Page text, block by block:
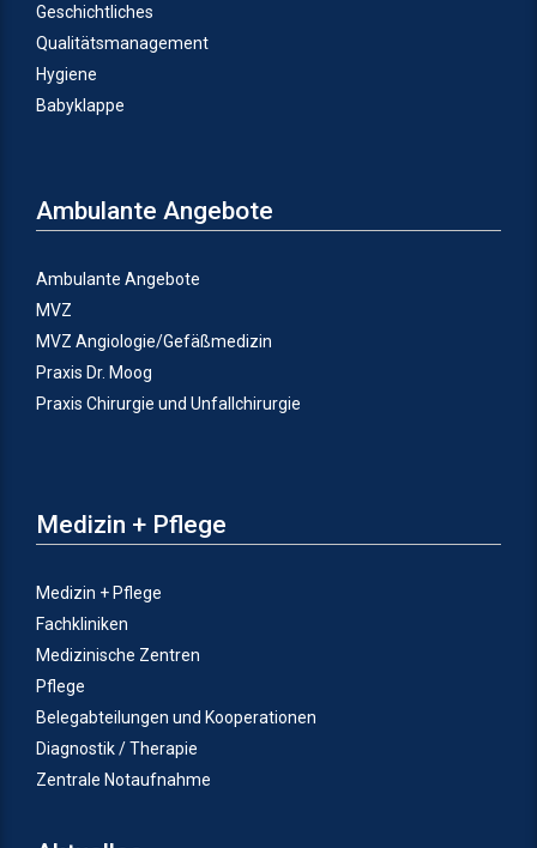
Geschichtliches
Qualitätsmanagement
Hygiene
Babyklappe
Ambulante Angebote
Ambulante Angebote
MVZ
MVZ Angiologie/Gefäßmedizin
Praxis Dr. Moog
Praxis Chirurgie und Unfallchirurgie
Medizin + Pflege
Medizin + Pflege
Fachkliniken
Medizinische Zentren
Pflege
Belegabteilungen und Kooperationen
Diagnostik / Therapie
Zentrale Notaufnahme